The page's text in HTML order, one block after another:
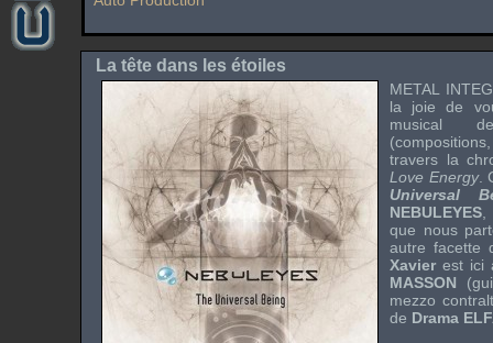
La tête dans les étoiles
METAL
la joie de
musical
travers la
Love Energy.
Universal
NEBULEYES
que nous
autre facette
Xavier est ici
MASSON
mezzo
de Drama